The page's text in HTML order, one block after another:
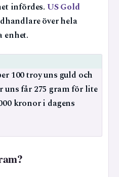
infördes. US Gold
över hela
enhet.
100 troy uns guld och
uns får 275 gram för lite
kronor i dagens